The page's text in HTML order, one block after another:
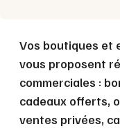
Vos boutiques et
vous proposent
commerciales :
cadeaux offerts,
ventes privées,